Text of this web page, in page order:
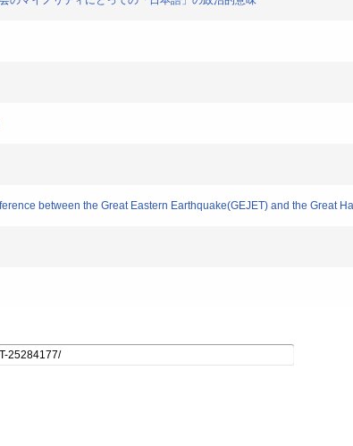
between the Great Eastern Earthquake(GEJET) and the Great